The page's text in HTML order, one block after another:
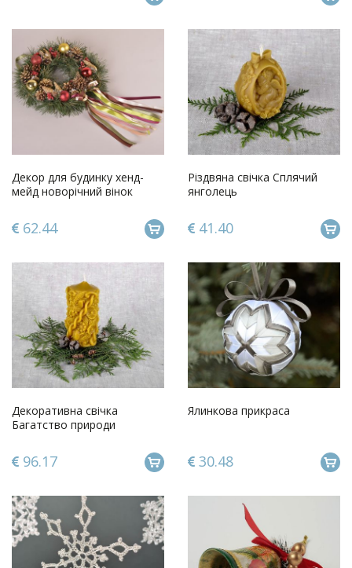
Декор для будинку хенд-
мейд новорічний вінок
двері
62.44
Різдвяна свічка Сплячий
янголець
41.40
Декоративна свічка
Багатство природи
96.17
Ялинкова прикраса
30.48